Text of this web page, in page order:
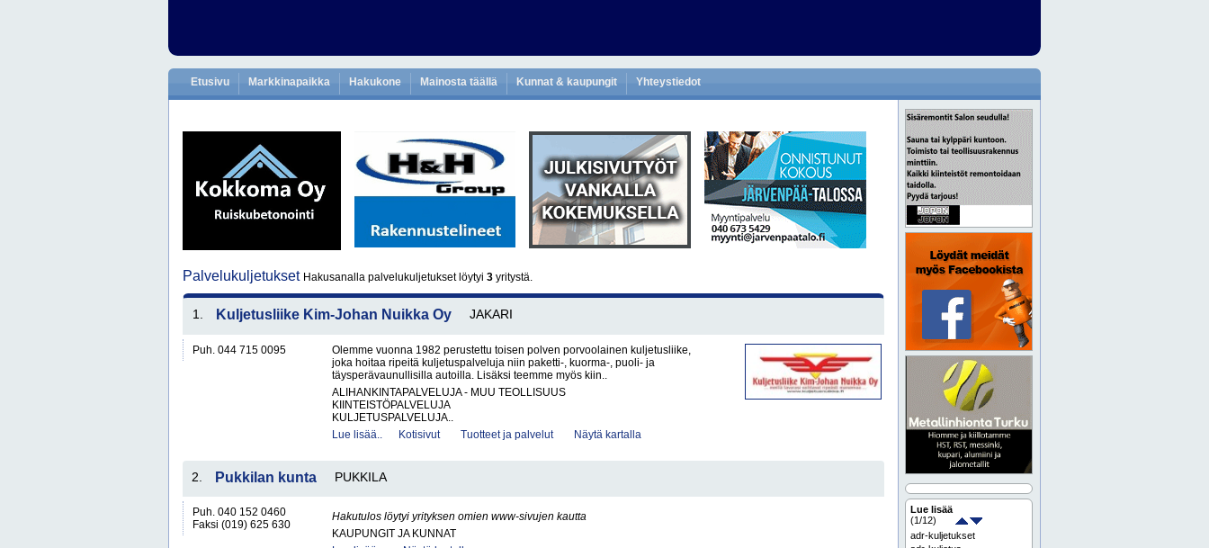
Etusivu Markkinapaikka Hakukone Mainosta täällä Kunnat & kaupungit Yhteystiedot
Palvelukuljetukset Hakusanalla palvelukuljetukset löytyi 3 yritystä.
1. Kuljetusliike Kim-Johan Nuikka Oy JAKARI
Puh. 044 715 0095
Olemme vuonna 1982 perustettu toisen polven porvoolainen kuljetusliike,
joka hoitaa ripeitä kuljetuspalveluja niin paketti-, kuorma-, puoli- ja
täysperävaunullisilla autoilla. Lisäksi teemme myös kiin..
ALIHANKINTAPALVELUJA - MUU TEOLLISUUS
KIINTEISTÖPALVELUJA
KULJETUSPALVELUJA..
Lue lisää..
Kotisivut Tuotteet ja palvelut Näytä kartalla
2. Pukkilan kunta PUKKILA
Puh. 040 152 0460
Faksi (019) 625 630
Hakutulos löytyi yrityksen omien www-sivujen kautta
KAUPUNGIT JA KUNNAT
Lue lisää
(1/12)
adr-kuljetukset